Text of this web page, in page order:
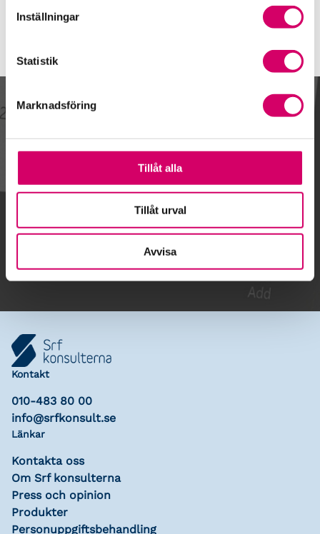
Inställningar
Statistik
Marknadsföring
Tillåt alla
Tillåt urval
Avvisa
Kalendarium
Gå till kalendariet
Kontakt
010-483 80 00
info@srfkonsult.se
Länkar
Kontakta oss
Om Srf konsulterna
Press och opinion
Produkter
Personuppgiftsbehandling